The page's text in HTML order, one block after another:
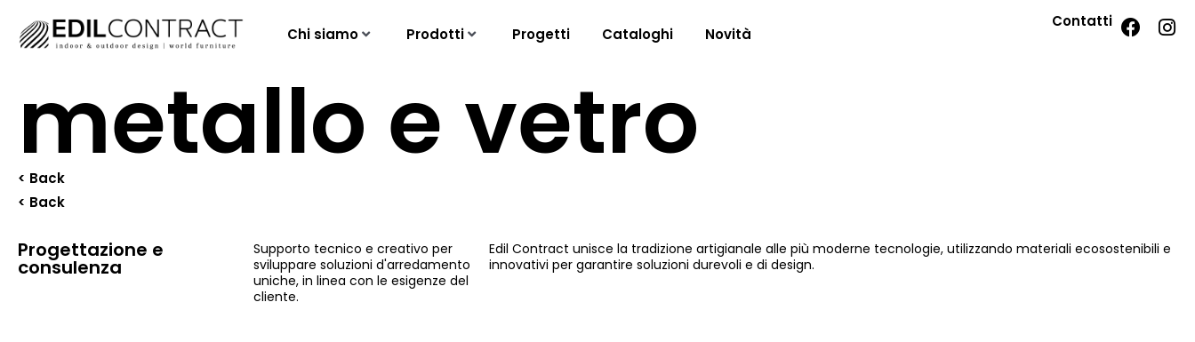
Chi siamo Prodotti Progetti Cataloghi Novità
Contatti
metallo e vetro
< Back
< Back
Progettazione e
consulenza
Supporto tecnico e creativo per
sviluppare soluzioni d'arredamento
uniche, in linea con le esigenze del
cliente.
Edil Contract unisce la tradizione artigianale alle più moderne tecnologie, utilizzando materiali ecosostenibili e
innovativi per garantire soluzioni durevoli e di design.